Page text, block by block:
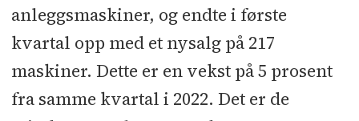
anleggsmaskiner, og endte i første
kvartal opp med et nysalg på 217
maskiner. Dette er en vekst på 5 prosent
fra samme kvartal i 2022. Det er de